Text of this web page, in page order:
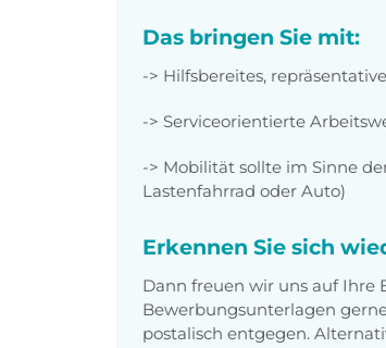
Das bringen Sie mit:
-> Hilfsbereites,
-> Serviceorientierte
-> Mobilität sollte im Sinne
Lastenfahrrad oder Auto)
Erkennen Sie sich
Dann freuen wir uns auf
Bewerbungsunterlagen
postalisch entgegen.